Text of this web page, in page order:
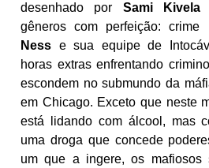
desenhado por Sami Kivela
gêneros com perfeição:
Ness e sua equipe de
horas extras enfrentando
escondem no submundo da
em Chicago. Exceto que neste
está lidando com álcool, mas
uma droga que concede
um que a ingere, os mafiosos